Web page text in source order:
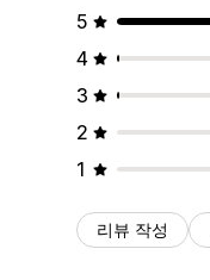
5
4
3
2
1
리뷰 작성